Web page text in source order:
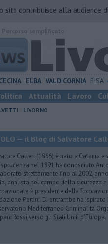
sito contribuisce alla audience di
CECINA ELBA VALDICORNIA PISA
Attualità Lavoro
LIVORNO
— il Blog di Salvatore
Calleri (1966) è nato a Catania e
nel 1991 ha conosciuto
strettamente fino al 2002,
analista nel campo della sicurezza
è presidente della
Pertini. Di entrambe ha
Mediterraneo Criminalità
Rossi verso gli Stati Uniti d'Europa.